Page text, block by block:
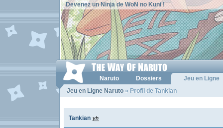
Devenez un Ninja de WoN no Kuni !
Naruto Dossiers
Jeu en Ligne
Jeu en Ligne Naruto » Profil de Tankian
Tankian yh